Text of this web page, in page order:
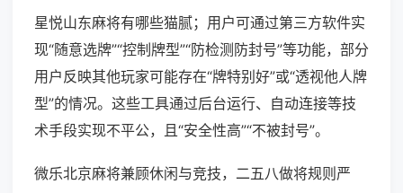
星悦山东麻将有哪些猫腻；用户可通过第三方软件实
现“随意选牌”“控制牌型”“防检测防封号”等功能，部分
用户反映其他玩家可能存在“牌特别好”或“透视他人牌
型”的情况。这些工具通过后台运行、自动连接等技
术手段实现不平公，且“安全性高”“不被封号”。
微乐北京麻将兼顾休闲与竞技，二五八做将规则严